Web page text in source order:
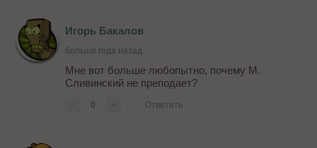
Игорь Бакалов
больше года назад
Мне вот больше любопытно, почему М.
Сливинский не преподает?
0 Ответить